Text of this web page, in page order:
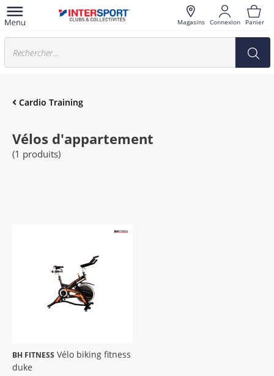
Magasins Connexion Panier
Cardio Training
Vélos d'appartement
(1 produits)
BH FITNESS
duke